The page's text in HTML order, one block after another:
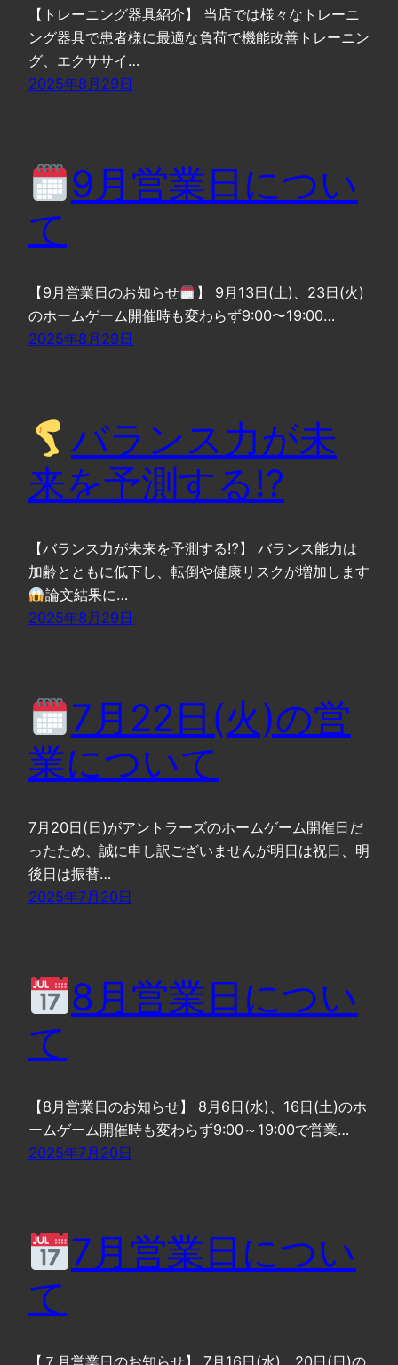
【トレーニング器具紹介】 当店では様々なトレーニ
ング器具で患者様に最適な負荷で機能改善トレーニン
グ、エクササイ…
2025年8月29日
9月営業日につい
て
【9月営業日のお知らせ
】 9月13日(土)、23日(火)
のホームゲーム開催時も変わらず9:00〜19:00…
2025年8月29日
バランス力が未
来を予測する⁉︎
【バランス力が未来を予測する⁉︎】 バランス能力は
加齢とともに低下し、転倒や健康リスクが増加します
論文結果に…
2025年8月29日
7月22日(火)の営
業について
7月20日(日)がアントラーズのホームゲーム開催日だ
ったため、誠に申し訳ございませんが明日は祝日、明
後日は振替…
2025年7月20日
8月営業日につい
て
【8月営業日のお知らせ】 8月6日(水)、16日(土)のホ
ームゲーム開催時も変わらず9:00～19:00で営業…
2025年7月20日
7月営業日につい
て